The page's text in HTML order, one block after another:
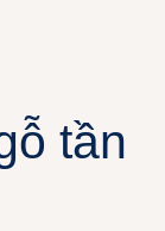
tần